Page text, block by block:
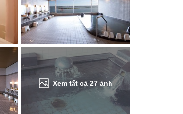
Xem tất cả27 ảnh